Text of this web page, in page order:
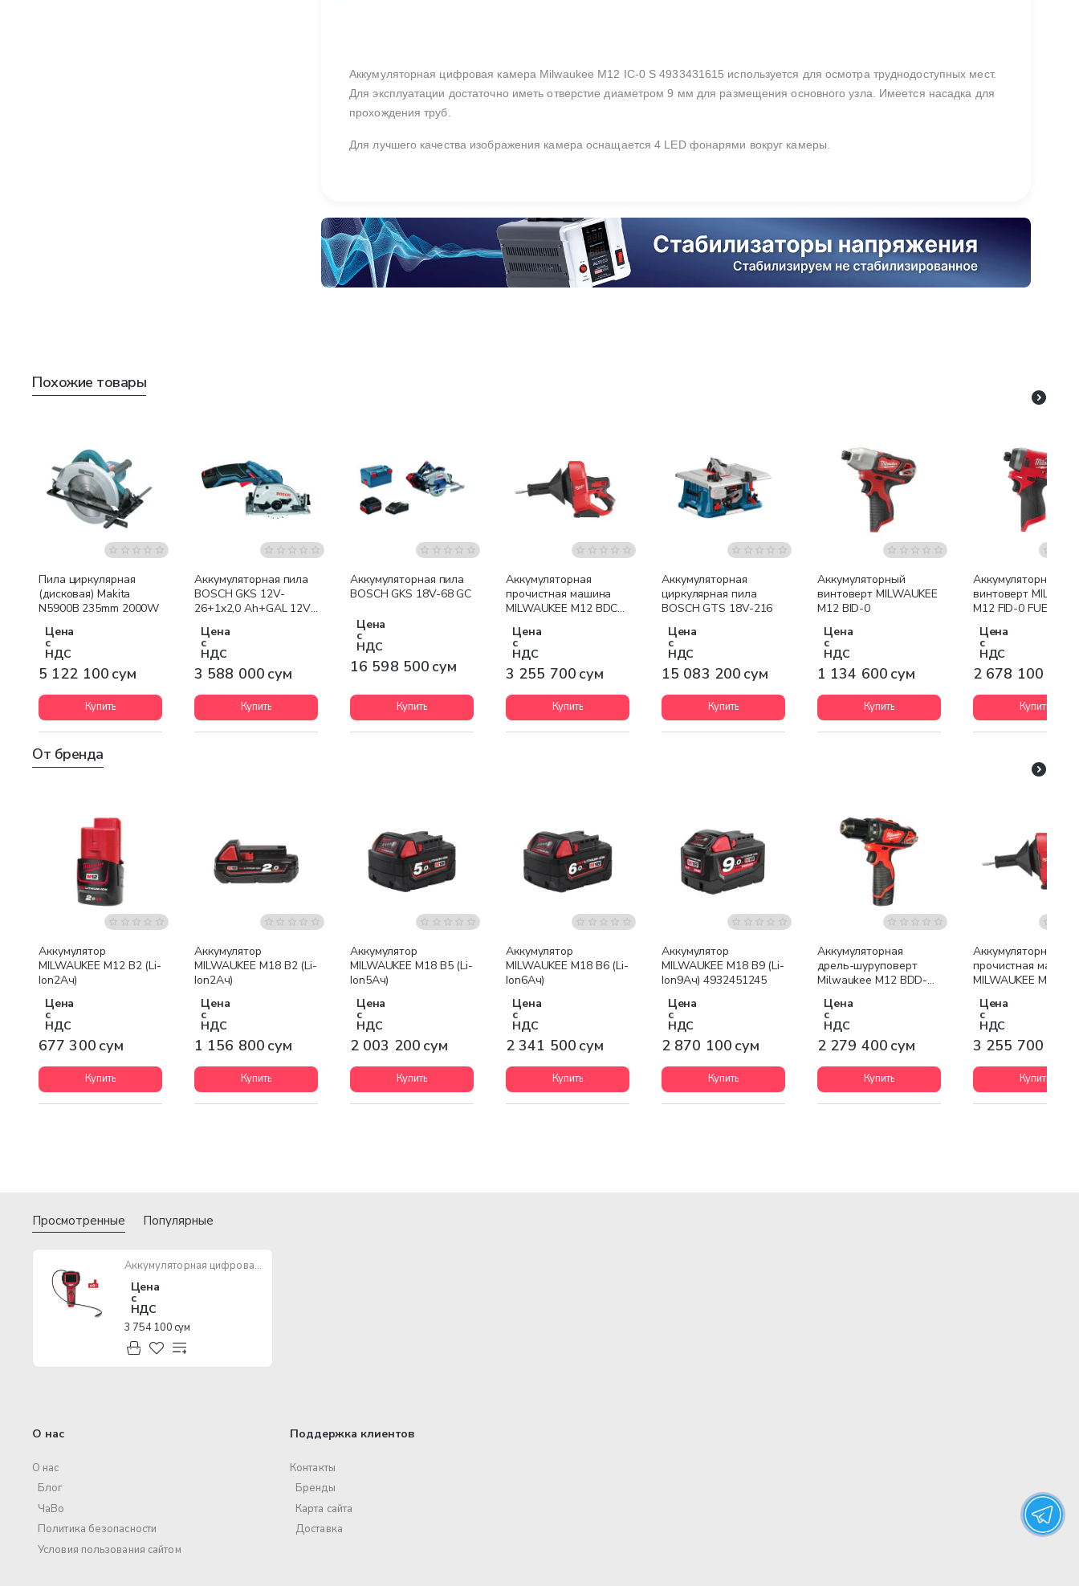
Аккумуляторная цифровая камера Milwaukee M12 IC-0 S 4933431615 используется для осмотра труднодоступных мест.
Для эксплуатации достаточно иметь отверстие диаметром 9 мм для размещения основного узла. Имеется насадка для
прохождения труб.
Для лучшего качества изображения камера оснащается 4 LED фонарями вокруг камеры.
Похожие товары
Бесплатная доставка
Пила циркулярная
(дисковая) Makita
N5900B 235mm 2000W
Цена
с
НДС
5 122 100 сум
Купить
Аккумуляторная пила
BOSCH GKS 12V-
26+1x2,0 Ah+GAL 12V-
Цена
с
НДС
3 588 000 сум
Купить
Аккумуляторная пила
BOSCH GKS 18V-68 GC
Цена
с
НДС
16 598 500 сум
Купить
Аккумуляторная
прочистная машина
MILWAUKEE M12 BDC6-
Цена
с
НДС
3 255 700 сум
Купить
Аккумуляторная
циркулярная пила
BOSCH GTS 18V-216
Цена
с
НДС
15 083 200 сум
Купить
Бесплатная доставка
Аккумуляторный
винтоверт MILWAUKEE
M12 BID-0
Цена
с
НДС
1 134 600 сум
Купить
Аккумуляторный
винтоверт
M12 FID-0 FUEL
Цена
с
НДС
2 678 100 сум
Купить
От бренда
Аккумулятор
MILWAUKEE M12 B2 (Li-
Ion2Ач)
Цена
с
НДС
677 300 сум
Купить
Аккумулятор
MILWAUKEE M18 B2 (Li-
Ion2Ач)
Цена
с
НДС
1 156 800 сум
Купить
Аккумулятор
MILWAUKEE M18 B5 (Li-
Ion5Ач)
Цена
с
НДС
2 003 200 сум
Купить
Аккумулятор
MILWAUKEE M18 B6 (Li-
Ion6Ач)
Цена
с
НДС
2 341 500 сум
Купить
Аккумулятор
MILWAUKEE M18 B9 (Li-
Ion9Ач) 4932451245
Цена
с
НДС
2 870 100 сум
Купить
Аккумуляторная
дрель-шуруповерт
Milwaukee M12 BDD-
Цена
с
НДС
2 279 400 сум
Купить
Аккумуляторная
прочистная машина
MILWAUKEE M12
Цена
с
НДС
3 255 700 сум
Купить
Просмотренные Популярные
Аккумуляторная цифровая камера MILWAUKEE M12 IC-0(S)
Цена
с
НДС
3 754 100 сум
О нас
О нас
Блог
ЧаВо
Политика безопасности
Условия пользования сайтом
Поддержка клиентов
Контакты
Бренды
Карта сайта
Доставка